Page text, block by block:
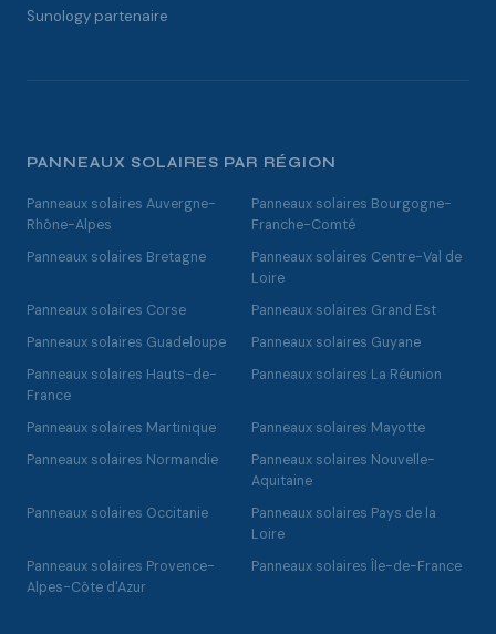
Sunology partenaire
PANNEAUX SOLAIRES PAR RÉGION
Panneaux solaires Auvergne-
Rhône-Alpes
Panneaux solaires Bourgogne-
Franche-Comté
Panneaux solaires Bretagne
Panneaux solaires Centre-Val de
Loire
Panneaux solaires Corse
Panneaux solaires Grand Est
Panneaux solaires Guadeloupe
Panneaux solaires Guyane
Panneaux solaires Hauts-de-
France
Panneaux solaires La Réunion
Panneaux solaires Martinique
Panneaux solaires Mayotte
Panneaux solaires Normandie
Panneaux solaires Nouvelle-
Aquitaine
Panneaux solaires Occitanie
Panneaux solaires Pays de la
Loire
Panneaux solaires Provence-
Alpes-Côte d'Azur
Panneaux solaires Île-de-France